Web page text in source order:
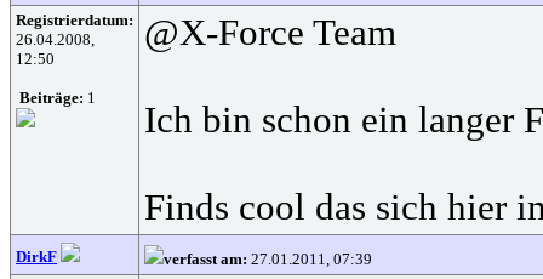
Registrierdatum:
26.04.2008,
12:50
Beiträge: 1
@X-Force Team
Ich bin schon ein langer
Finds cool das sich hier
DirkF verfasst am: 27.01.2011, 07:39